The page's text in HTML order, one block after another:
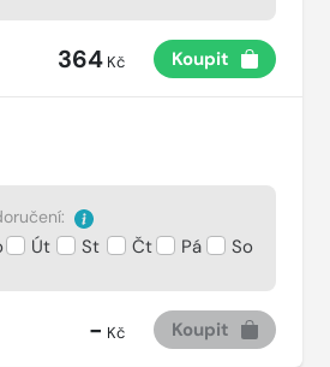
364Kč Koupit
Út St Čt Pá So
- Kč Koupit